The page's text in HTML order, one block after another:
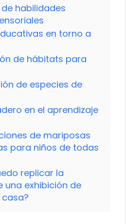
habilidades
en torno a
de hábitats para
de especies de
en el aprendizaje
de mariposas
para niños de todas
replicar la
una exhibición de